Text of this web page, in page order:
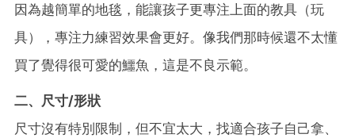
因為越簡單的地毯，能讓孩子更專注上面的教具（玩
具），專注力練習效果會更好。像我們那時候還不太懂
買了覺得很可愛的鱷魚，這是不良示範。
二、尺寸/形狀
尺寸沒有特別限制，但不宜太大，找適合孩子自己拿、